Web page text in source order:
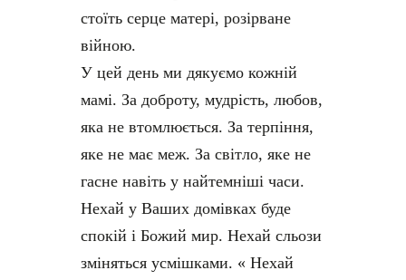
стоїть серце матері, розірване
війною.
У цей день ми дякуємо кожній
мамі. За доброту, мудрість, любов,
яка не втомлюється. За терпіння,
яке не має меж. За світло, яке не
гасне навіть у найтемніші часи.
Нехай у Ваших домівках буде
спокій і Божий мир. Нехай сльози
зміняться усмішками. « Нехай